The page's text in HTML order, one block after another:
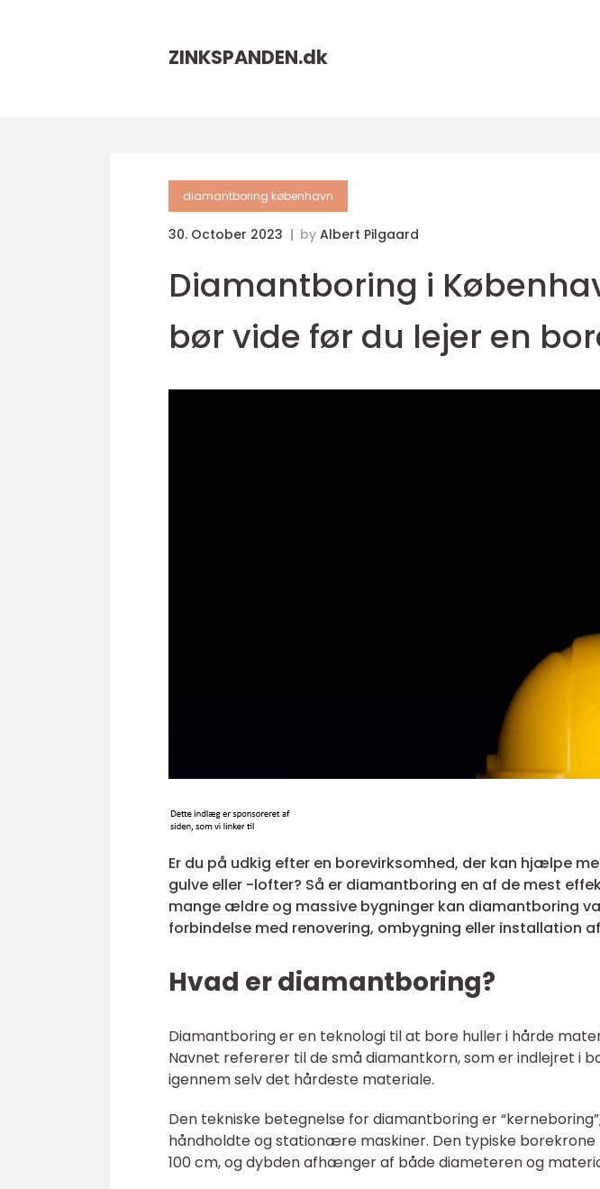
ZINKSPANDEN.dk
diamantboring københavn
30. October 2023 by Albert Pilgaard
Diamantboring i
bør vide før du lejer en
Er du på udkig efter en borevirksomhed, der kan hjælpe
gulve eller -lofter? Så er diamantboring en af de mest
mange ældre og massive bygninger kan diamantboring
forbindelse med renovering, ombygning eller installation
Hvad er diamantboring?
Diamantboring er en teknologi til at bore huller i hårde
Navnet refererer til de små diamantkorn, som er indlejret i
igennem selv det hårdeste materiale.
Den tekniske betegnelse for diamantboring er
håndholdte og stationære maskiner. Den typiske
100 cm, og dybden afhænger af både diameteren og